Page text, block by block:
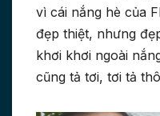
vì cái nắng hè của
đẹp thiệt, nhưng
khơi khơi ngoài
cũng tả tơi, tơi tả